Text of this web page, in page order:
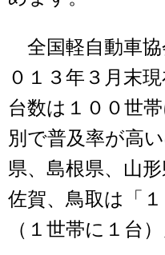
全国軽自動車協
０１３年３月末
台数は１００世
別で普及率が高
県、島根県、山
佐賀、鳥取は「
（１世帯に１台